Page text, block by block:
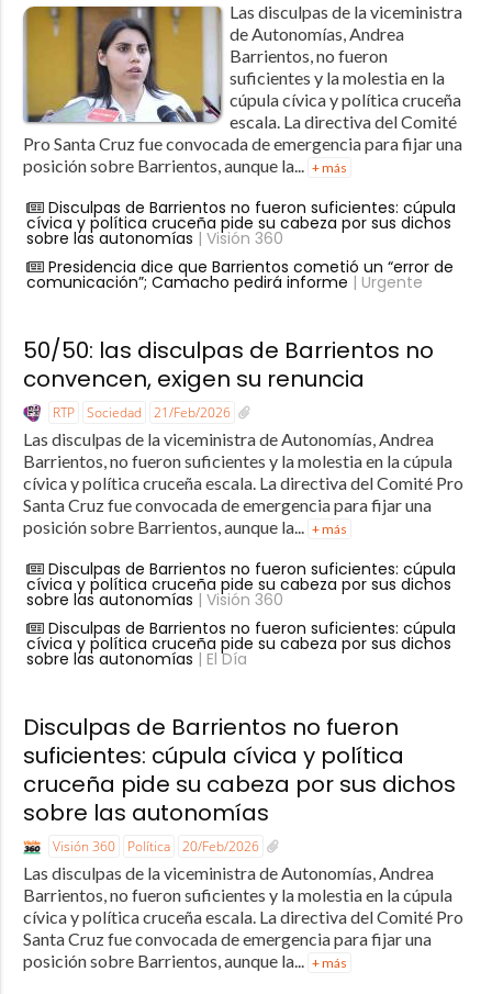
Las disculpas de la viceministra
de Autonomías, Andrea
Barrientos, no fueron
suficientes y la molestia en la
cúpula cívica y política cruceña
escala. La directiva del Comité
Pro Santa Cruz fue convocada de emergencia para fijar una
posición sobre Barrientos, aunque la... + más
Disculpas de Barrientos no fueron suficientes: cúpula
cívica y política cruceña pide su cabeza por sus dichos
sobre las autonomías | Visión 360
Presidencia dice que Barrientos cometió un “error de
comunicación”; Camacho pedirá informe | Urgente
50/50: las disculpas de Barrientos no
convencen, exigen su renuncia
RTP Sociedad 21/Feb/2026
Las disculpas de la viceministra de Autonomías, Andrea
Barrientos, no fueron suficientes y la molestia en la cúpula
cívica y política cruceña escala. La directiva del Comité Pro
Santa Cruz fue convocada de emergencia para fijar una
posición sobre Barrientos, aunque la... + más
Disculpas de Barrientos no fueron suficientes: cúpula
cívica y política cruceña pide su cabeza por sus dichos
sobre las autonomías | Visión 360
Disculpas de Barrientos no fueron suficientes: cúpula
cívica y política cruceña pide su cabeza por sus dichos
sobre las autonomías | El Día
Disculpas de Barrientos no fueron
suficientes: cúpula cívica y política
cruceña pide su cabeza por sus dichos
sobre las autonomías
Visión 360 Política 20/Feb/2026
Las disculpas de la viceministra de Autonomías, Andrea
Barrientos, no fueron suficientes y la molestia en la cúpula
cívica y política cruceña escala. La directiva del Comité Pro
Santa Cruz fue convocada de emergencia para fijar una
posición sobre Barrientos, aunque la... + más